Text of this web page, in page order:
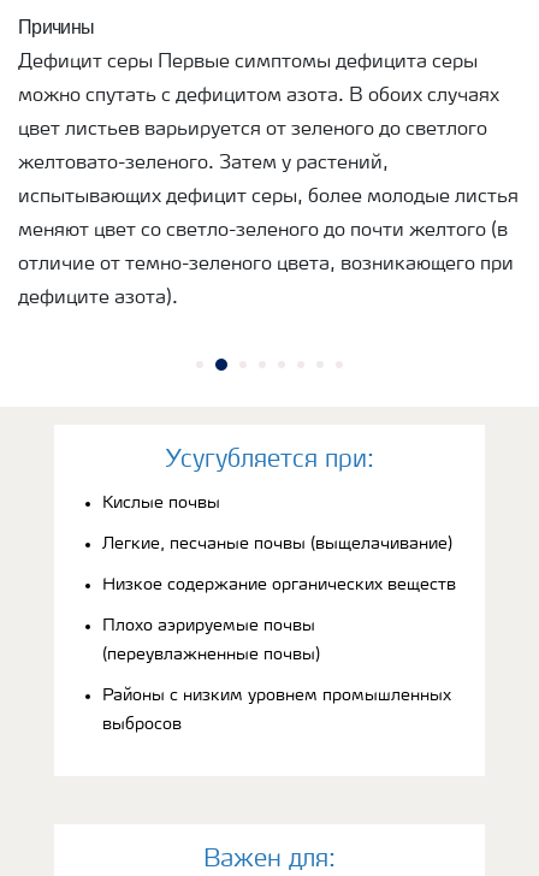
Причины
Дефицит серы Первые симптомы дефицита серы
можно спутать с дефицитом азота. В обоих случаях
цвет листьев варьируется от зеленого до светлого
желтовато-зеленого. Затем у растений,
испытывающих дефицит серы, более молодые листья
меняют цвет со светло-зеленого до почти желтого (в
отличие от темно-зеленого цвета, возникающего при
дефиците азота).
Усугубляется при:
Кислые почвы
Легкие, песчаные почвы (выщелачивание)
Низкое содержание органических веществ
Плохо аэрируемые почвы
(переувлажненные почвы)
Районы с низким уровнем промышленных
выбросов
Bажен для: